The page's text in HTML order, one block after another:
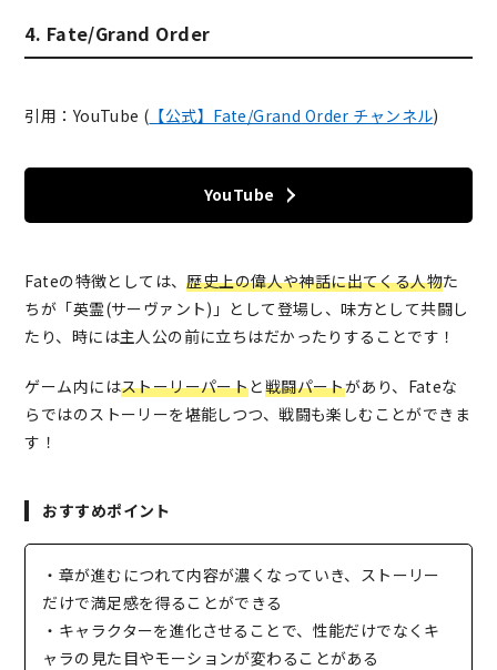
4. Fate/Grand Order
引用：YouTube ( 【公式】Fate/Grand Order チャンネル)
YouTube
Fateの特徴としては、歴史上の偉人や神話に出てくる人物た
ちが「英霊(サーヴァント)」として登場し、味方として共闘し
たり、時には主人公の前に立ちはだかったりすることです！
ゲーム内にはストーリーパートと戦闘パートがあり、Fateな
らではのストーリーを堪能しつつ、戦闘も楽しむことができま
す！
おすすめポイント
・章が進むにつれて内容が濃くなっていき、ストーリー
だけで満足感を得ることができる
・キャラクターを進化させることで、性能だけでなくキ
ャラの見た目やモーションが変わることがある